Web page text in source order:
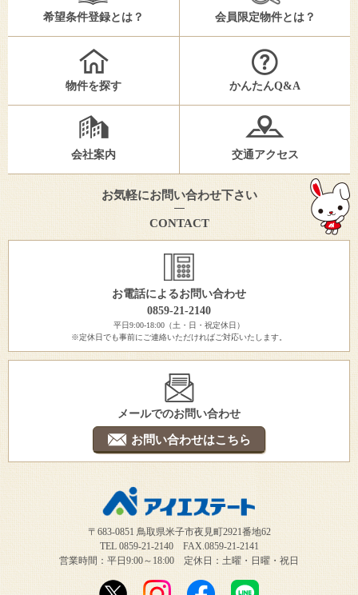
希望条件登録とは？ 会員限定物件とは？
物件を探す かんたんQ&A
会社案内 交通アクセス
お気軽にお問い合わせ下さい
CONTACT
お電話によるお問い合わせ
0859-21-2140
平日9:00-18:00（土・日・祝定休日）
※定休日でも事前にご連絡いただければご対応いたします。
メールでのお問い合わせ
お問い合わせはこちら
〒683-0851 鳥取県米子市夜見町2921番地62
TEL 0859-21-2140 FAX.0859-21-2141
営業時間：平日9:00～18:00 定休日：土曜・日曜・祝日